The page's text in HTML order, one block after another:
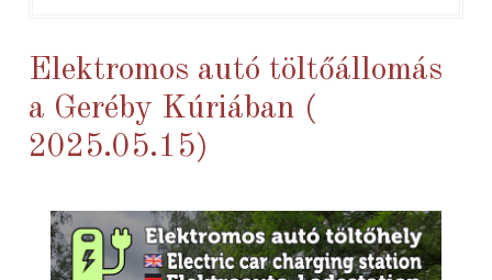
Elektromos autó töltőállomás
a Geréby Kúriában (
2025.05.15)